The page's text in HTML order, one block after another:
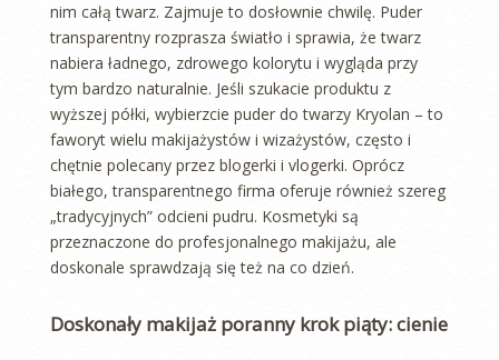
nim całą twarz. Zajmuje to dosłownie chwilę. Puder
transparentny rozprasza światło i sprawia, że twarz
nabiera ładnego, zdrowego kolorytu i wygląda przy
tym bardzo naturalnie. Jeśli szukacie produktu z
wyższej półki, wybierzcie puder do twarzy Kryolan – to
faworyt wielu makijażystów i wizażystów, często i
chętnie polecany przez blogerki i vlogerki. Oprócz
białego, transparentnego firma oferuje również szereg
„tradycyjnych” odcieni pudru. Kosmetyki są
przeznaczone do profesjonalnego makijażu, ale
doskonale sprawdzają się też na co dzień.
Doskonały makijaż poranny krok piąty: cienie